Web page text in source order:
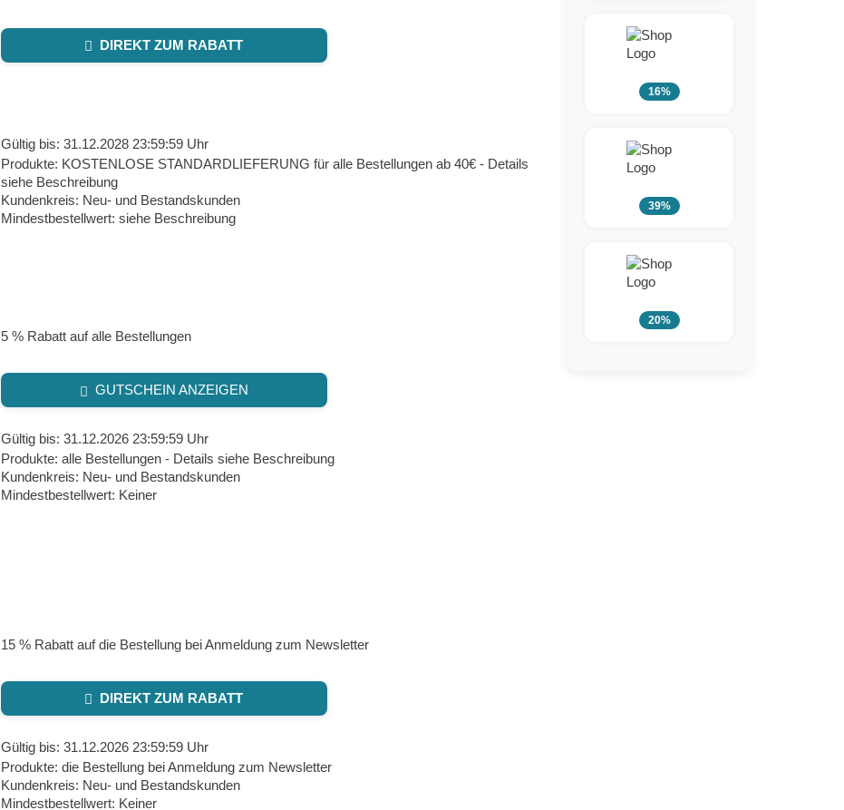
16%
39%
20%
DIREKT ZUM RABATT
Gültig bis: 31.12.2028 23:59:59 Uhr
Produkte: KOSTENLOSE STANDARDLIEFERUNG für alle Bestellungen ab 40€ - Details
siehe Beschreibung
Kundenkreis: Neu- und Bestandskunden
Mindestbestellwert: siehe Beschreibung
5 % Rabatt auf alle Bestellungen
GUTSCHEIN ANZEIGEN
Gültig bis: 31.12.2026 23:59:59 Uhr
Produkte: alle Bestellungen - Details siehe Beschreibung
Kundenkreis: Neu- und Bestandskunden
Mindestbestellwert: Keiner
15 % Rabatt auf die Bestellung bei Anmeldung zum Newsletter
DIREKT ZUM RABATT
Gültig bis: 31.12.2026 23:59:59 Uhr
Produkte: die Bestellung bei Anmeldung zum Newsletter
Kundenkreis: Neu- und Bestandskunden
Mindestbestellwert: Keiner